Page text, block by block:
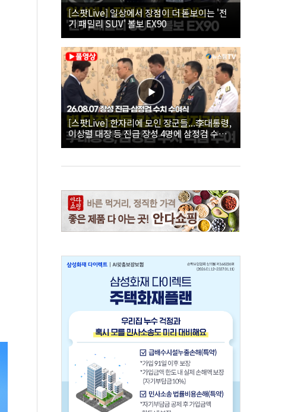
[스팟Live] 일상에서 장점이 더 돋보이는 '전
기 패밀리 SUV' 볼보 EX90
[스팟Live] 한자리에 모인 장군들...李대통령,
이상렬 대장 등 진급 장성 4명에 삼정검 수치
직접 수여｜26.08.07 장성 진급·삼정검 수치